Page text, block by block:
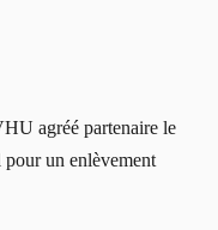
agréé partenaire le
pour un enlèvement